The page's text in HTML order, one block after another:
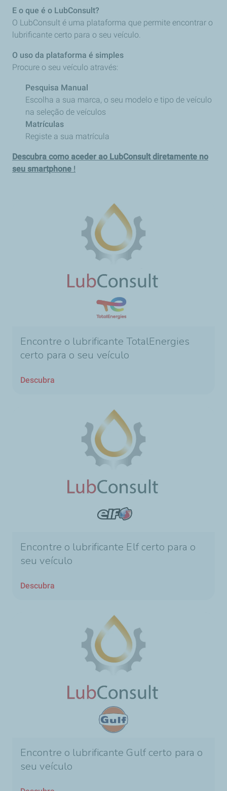
E o que é o LubConsult?
O LubConsult é uma plataforma que permite encontrar o
lubrificante certo para o seu veículo.
O uso da plataforma é simples
Procure o seu veículo através:
Pesquisa Manual
Escolha a sua marca, o seu modelo e tipo de veículo
na seleção de veículos
Matrículas
Registe a sua matrícula
Descubra como aceder ao LubConsult diretamente no
seu smartphone !
Encontre o lubrificante TotalEnergies
certo para o seu veículo
Descubra
Encontre o lubrificante Elf certo para o
seu veículo
Descubra
Encontre o lubrificante Gulf certo para o
seu veículo